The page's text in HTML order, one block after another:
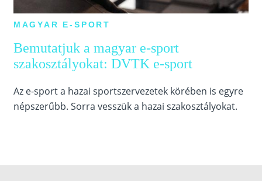
MAGYAR E-SPORT
Bemutatjuk a magyar e-sport
szakosztályokat: DVTK e-sport
Az e-sport a hazai sportszervezetek körében is egyre
népszerűbb. Sorra vesszük a hazai szakosztályokat.